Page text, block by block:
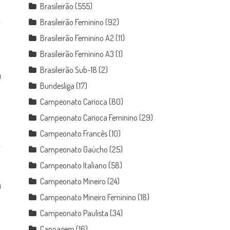
Brasileirão (555)
Brasileirão Feminino (92)
Brasileirão Feminino A2 (11)
Brasileirão Feminino A3 (1)
Brasileirão Sub-18 (2)
Bundesliga (17)
Campeonato Carioca (80)
Campeonato Carioca Feminino (29)
Campeonato Francês (10)
Campeonato Gaúcho (25)
Campeonato Italiano (58)
Campeonato Mineiro (24)
Campeonato Mineiro Feminino (18)
Campeonato Paulista (34)